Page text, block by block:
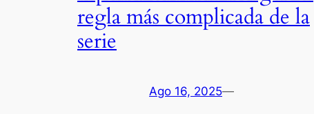
regla más complicada de la
serie
Ago 16, 2025—